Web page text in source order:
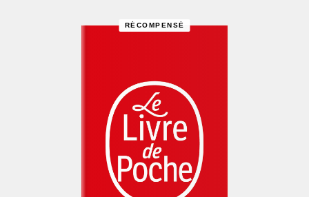
RÉCOMPENSÉ